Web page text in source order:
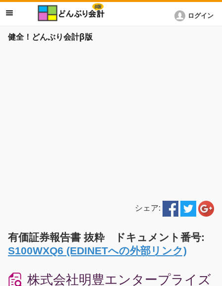
健全！どんぶり会計β版
ログイン
シェア:
有価証券報告書 抜粋 ドキュメント番号:
S100WXQ6 (EDINETへの外部リンク)
株式会社明豊エンタープライズ